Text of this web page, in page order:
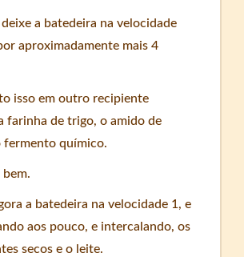
a batedeira na velocidade
aproximadamente mais 4
isso em outro recipiente
farinha de trigo, o amido de
fermento químico.
a batedeira na velocidade 1, e
aos pouco, e intercalando, os
secos e o leite.